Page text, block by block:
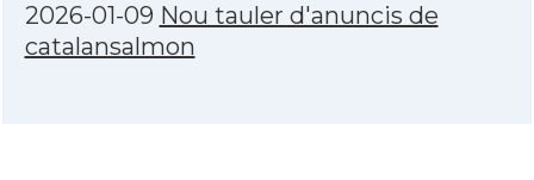
2026-01-09 Nou tauler d'anuncis de
catalansalmon